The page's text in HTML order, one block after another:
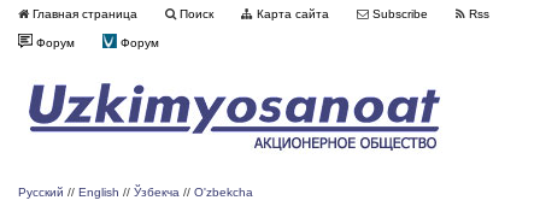
Главная страница Поиск Карта сайта Subscribe Rss
Форум Форум
Русский // English // Ўзбекча // O'zbekcha